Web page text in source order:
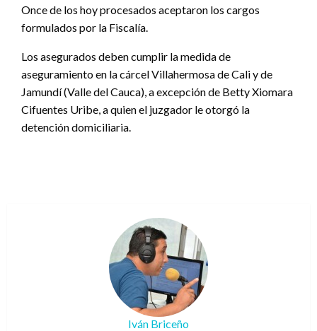
Once de los hoy procesados aceptaron los cargos
formulados por la Fiscalía.
Los asegurados deben cumplir la medida de
aseguramiento en la cárcel Villahermosa de Cali y de
Jamundí (Valle del Cauca), a excepción de Betty Xiomara
Cifuentes Uribe, a quien el juzgador le otorgó la
detención domiciliaria.
Iván Briceño